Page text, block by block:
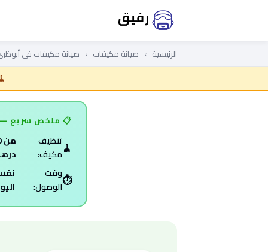
صيانة مكيفات في أبوظبي —
الرئيسية › صيانة مكيفات › صيانة مكيفات في
📋 ملخص سريع —
🧹تنظيف
مكيف:
⏱️وقت
الوصول: